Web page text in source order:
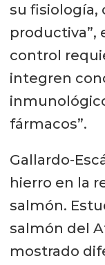
su fisiología,
productiva”,
control
integren
fármacos”.
Gallardo-
hierro en la
salmón.
salmón del
mostrado